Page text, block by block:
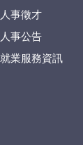
人事徵才
人事公告
就業服務資訊